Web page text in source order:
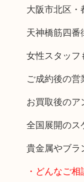
大阪市北区・
天神橋筋四番
女性スタッフ
ご成約後の営
お買取後のア
全国展開のス
貴金属やブラ
・どんなご